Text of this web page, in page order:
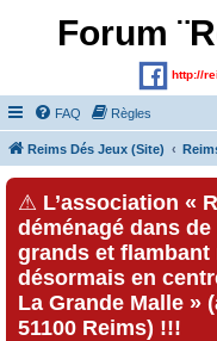
Forum
http://
FAQ Règles
Reims Dés Jeux (Site)
⚠ L’association «
déménagé dans
grands et
désormais en
La Grande Malle »
51100 Reims) !!!